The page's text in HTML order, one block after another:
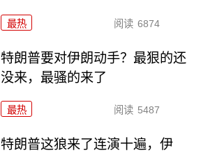
最热 阅读 6874
特朗普要对伊朗动手？最狠的还
没来，最骚的来了
最热 阅读 5487
特朗普这狼来了连演十遍，伊